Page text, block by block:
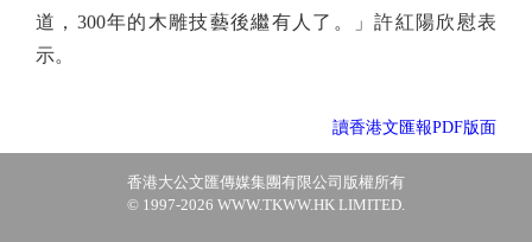
道，300年的木雕技藝後繼有人了。」許紅陽欣慰表
示。
讀香港文匯報PDF版面
香港大公文匯傳媒集團有限公司版權所有
© 1997-2026 WWW.TKWW.HK LIMITED.